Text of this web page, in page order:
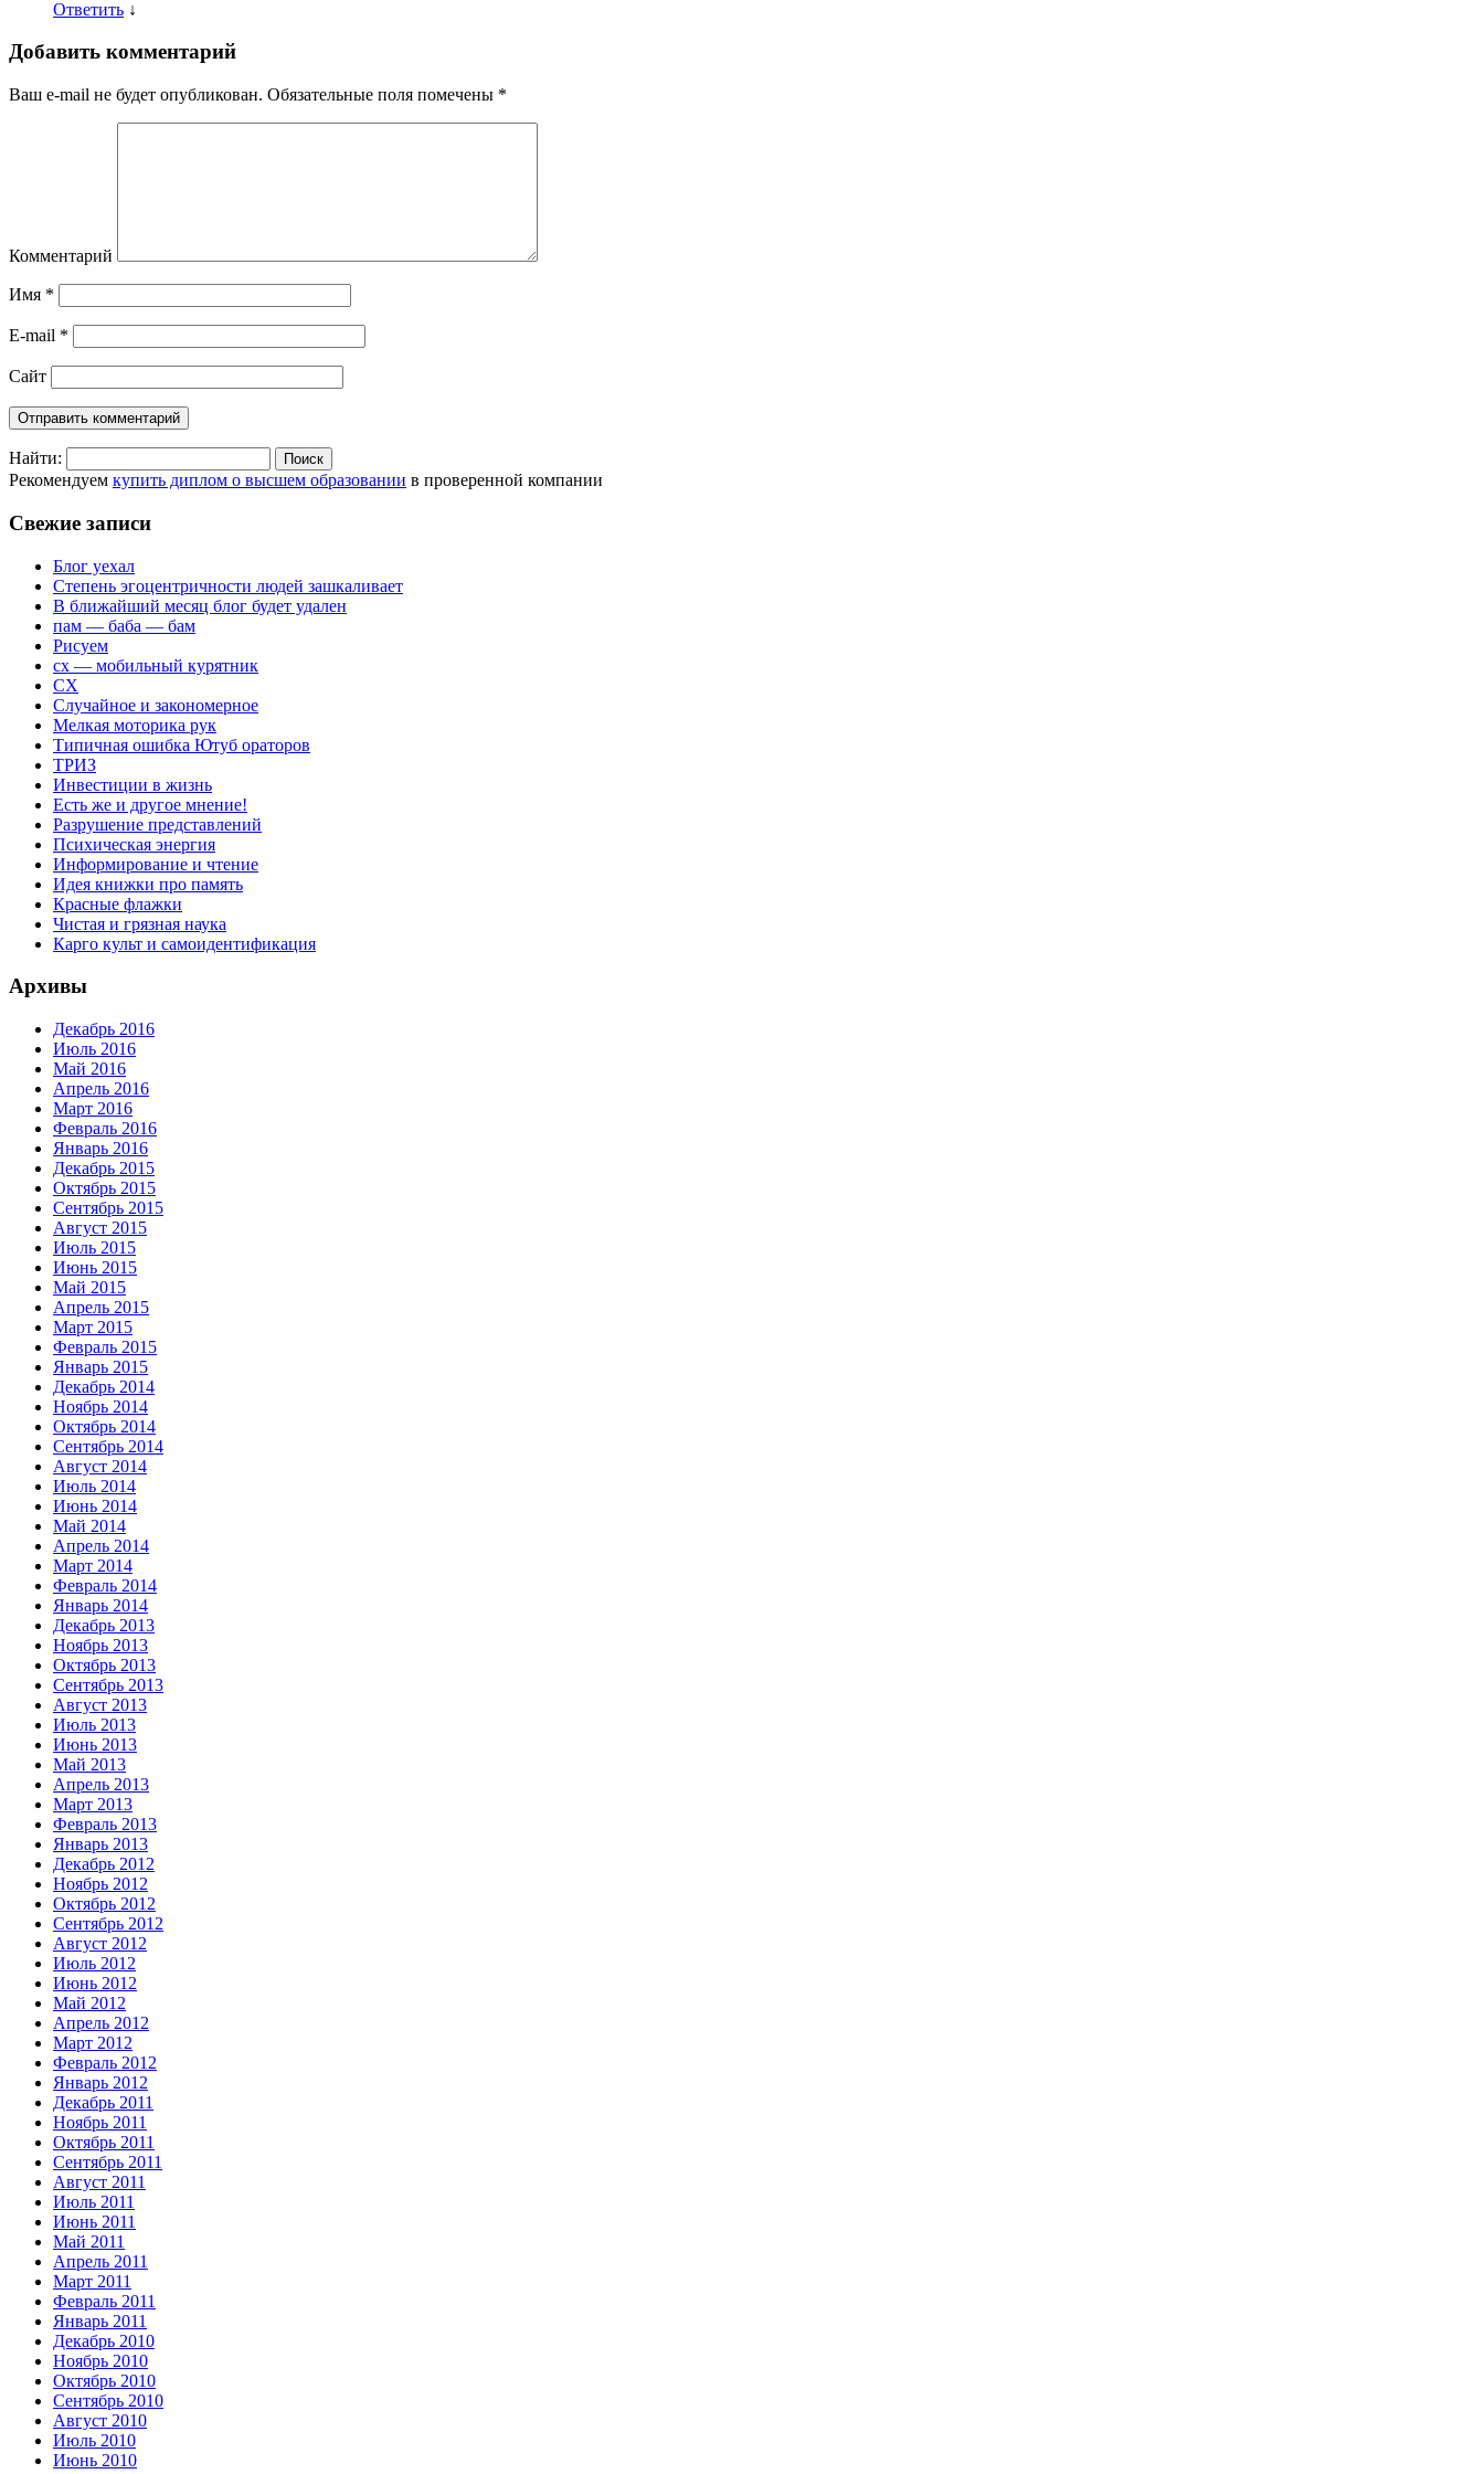
Ответить ↓
Добавить комментарий
Ваш e-mail не будет опубликован. Обязательные поля помечены *
Комментарий
Имя *
E-mail *
Сайт
Найти:
Рекомендуем купить диплом о высшем образовании в проверенной компании
Свежие записи
Блог уехал
Степень эгоцентричности людей зашкаливает
В ближайший месяц блог будет удален
пам — баба — бам
Рисуем
сх — мобильный курятник
СХ
Случайное и закономерное
Мелкая моторика рук
Типичная ошибка Ютуб ораторов
ТРИЗ
Инвестиции в жизнь
Есть же и другое мнение!
Разрушение представлений
Психическая энергия
Информирование и чтение
Идея книжки про память
Красные флажки
Чистая и грязная наука
Карго культ и самоидентификация
Архивы
Декабрь 2016
Июль 2016
Май 2016
Апрель 2016
Март 2016
Февраль 2016
Январь 2016
Декабрь 2015
Октябрь 2015
Сентябрь 2015
Август 2015
Июль 2015
Июнь 2015
Май 2015
Апрель 2015
Март 2015
Февраль 2015
Январь 2015
Декабрь 2014
Ноябрь 2014
Октябрь 2014
Сентябрь 2014
Август 2014
Июль 2014
Июнь 2014
Май 2014
Апрель 2014
Март 2014
Февраль 2014
Январь 2014
Декабрь 2013
Ноябрь 2013
Октябрь 2013
Сентябрь 2013
Август 2013
Июль 2013
Июнь 2013
Май 2013
Апрель 2013
Март 2013
Февраль 2013
Январь 2013
Декабрь 2012
Ноябрь 2012
Октябрь 2012
Сентябрь 2012
Август 2012
Июль 2012
Июнь 2012
Май 2012
Апрель 2012
Март 2012
Февраль 2012
Январь 2012
Декабрь 2011
Ноябрь 2011
Октябрь 2011
Сентябрь 2011
Август 2011
Июль 2011
Июнь 2011
Май 2011
Апрель 2011
Март 2011
Февраль 2011
Январь 2011
Декабрь 2010
Ноябрь 2010
Октябрь 2010
Сентябрь 2010
Август 2010
Июль 2010
Июнь 2010